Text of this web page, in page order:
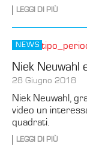
LEGGI DI PIÙ
NEWS
Niek Neuwahl
28 Giugno 2018
Niek Neuwahl,
video un
quadrati.
LEGGI DI PIÙ